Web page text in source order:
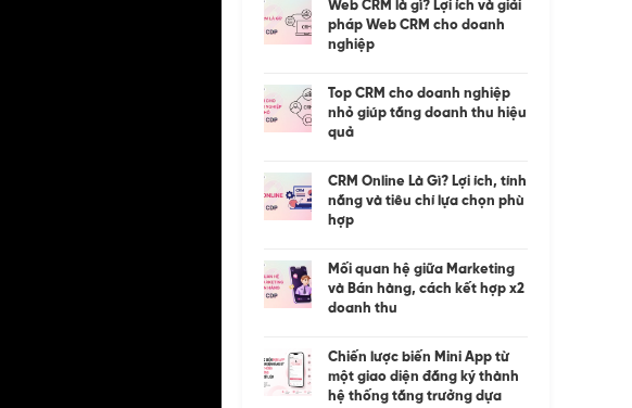
Web CRM là gì? Lợi ích và giải
pháp Web CRM cho doanh
nghiệp
Top CRM cho doanh nghiệp
nhỏ giúp tăng doanh thu hiệu
quả
CRM Online Là Gì? Lợi ích, tính
năng và tiêu chí lựa chọn phù
hợp
Mối quan hệ giữa Marketing
và Bán hàng, cách kết hợp x2
doanh thu
Chiến lược biến Mini App từ
một giao diện đăng ký thành
hệ thống tăng trưởng dựa